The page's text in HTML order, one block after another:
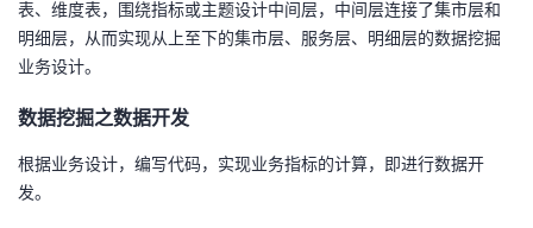
表、维度表，围绕指标或主题设计中间层，中间层连接了集市层和
明细层，从而实现从上至下的集市层、服务层、明细层的数据挖掘
业务设计。
数据挖掘之数据开发
根据业务设计，编写代码，实现业务指标的计算，即进行数据开
发。